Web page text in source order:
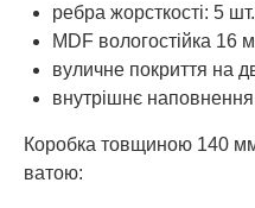
ребра жорсткості: 5
MDF вологостійка 16
вуличне покриття на
внутрішнє
Коробка товщиною 140
ватою: